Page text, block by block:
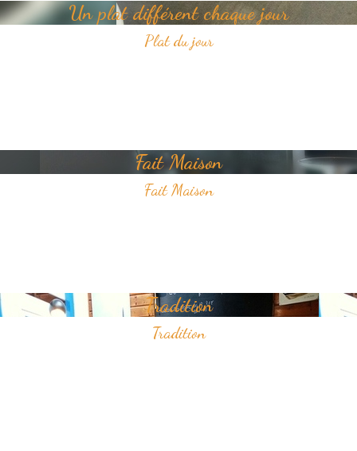
Un plat différent chaque jour
Plat du jour
Fait Maison
Fait Maison
Tradition
Tradition